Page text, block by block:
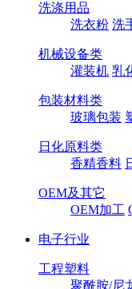
洗涤用品
洗衣粉 洗
机械设备类
灌装机 乳
包装材料类
玻璃包装
日化原料类
香精香料
OEM及其它
OEM加工
电子行业
工程塑料
聚酰胺/尼